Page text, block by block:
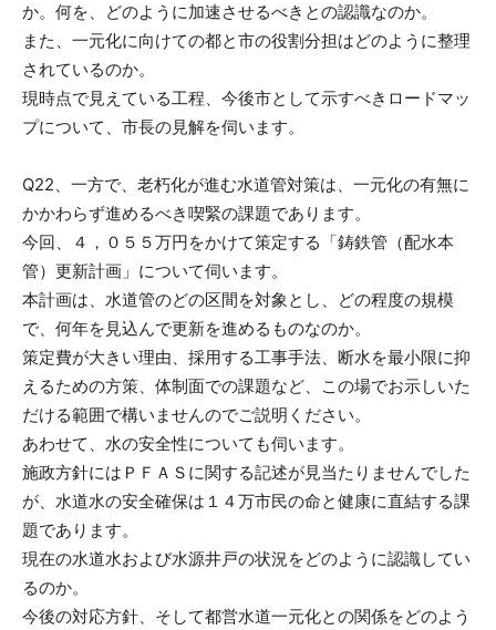
か。何を、どのように加速させるべきとの認識なのか。
また、一元化に向けての都と市の役割分担はどのように整理
されているのか。
現時点で見えている工程、今後市として示すべきロードマッ
プについて、市長の見解を伺います。
Q22、一方で、老朽化が進む水道管対策は、一元化の有無に
かかわらず進めるべき喫緊の課題であります。
今回、４，０５５万円をかけて策定する「鋳鉄管（配水本
管）更新計画」について伺います。
本計画は、水道管のどの区間を対象とし、どの程度の規模
で、何年を見込んで更新を進めるものなのか。
策定費が大きい理由、採用する工事手法、断水を最小限に抑
えるための方策、体制面での課題など、この場でお示しいた
だける範囲で構いませんのでご説明ください。
あわせて、水の安全性についても伺います。
施政方針にはＰＦＡＳに関する記述が見当たりませんでした
が、水道水の安全確保は１４万市民の命と健康に直結する課
題であります。
現在の水道水および水源井戸の状況をどのように認識してい
るのか。
今後の対応方針、そして都営水道一元化との関係をどのよう